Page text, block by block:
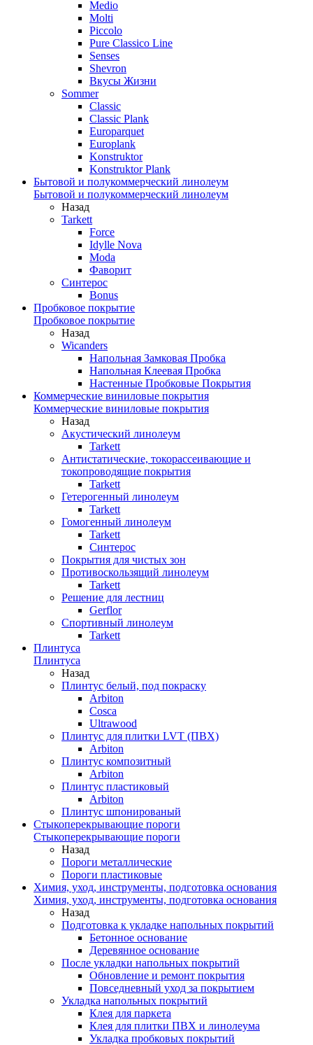
Medio
Molti
Piccolo
Pure Classico Line
Senses
Shevron
Вкусы Жизни
Sommer
Classic
Classic Plank
Europarquet
Europlank
Konstruktor
Konstruktor Plank
Бытовой и полукоммерческий линолеум
Бытовой и полукоммерческий линолеум
Назад
Tarkett
Force
Idylle Nova
Moda
Фаворит
Синтерос
Bonus
Пробковое покрытие
Пробковое покрытие
Назад
Wicanders
Напольная Замковая Пробка
Напольная Клеевая Пробка
Настенные Пробковые Покрытия
Коммерческие виниловые покрытия
Коммерческие виниловые покрытия
Назад
Акустический линолеум
Tarkett
Антистатические, токорассеивающие и
токопроводящие покрытия
Tarkett
Гетерогенный линолеум
Tarkett
Гомогенный линолеум
Tarkett
Синтерос
Покрытия для чистых зон
Противоскользящий линолеум
Tarkett
Решение для лестниц
Gerflor
Спортивный линолеум
Tarkett
Плинтуса
Плинтуса
Назад
Плинтус белый, под покраску
Arbiton
Cosca
Ultrawood
Плинтус для плитки LVT (ПВХ)
Arbiton
Плинтус композитный
Arbiton
Плинтус пластиковый
Arbiton
Плинтус шпонированый
Стыкоперекрывающие пороги
Стыкоперекрывающие пороги
Назад
Пороги металлические
Пороги пластиковые
Химия, уход, инструменты, подготовка основания
Химия, уход, инструменты, подготовка основания
Назад
Подготовка к укладке напольных покрытий
Бетонное основание
Деревянное основание
После укладки напольных покрытий
Обновление и ремонт покрытия
Повседневный уход за покрытием
Укладка напольных покрытий
Клея для паркета
Клея для плитки ПВХ и линолеума
Укладка пробковых покрытий